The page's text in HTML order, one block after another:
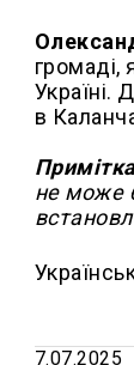
громаді,
Україні.
в
не може
7.07.2025